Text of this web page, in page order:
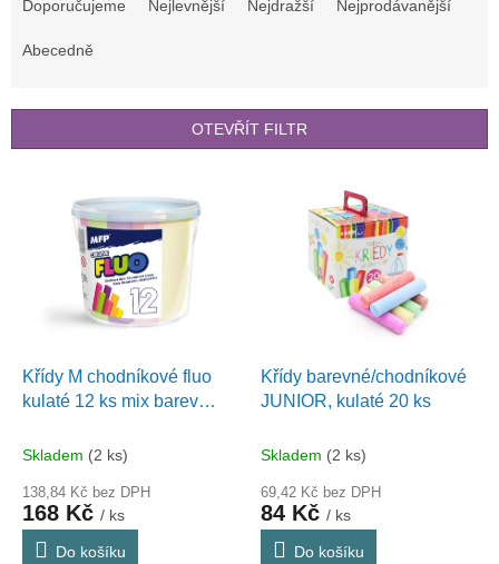
r
Doporučujeme Nejlevnější Nejdražší Nejprodávanější
Abecedně
OTEVŘÍT FILTR
Křídy M chodníkové fluo
kulaté 12 ks mix barev
Skladem (2 ks)
138,84 Kč bez DPH
168 Kč / ks
Do košíku
Křídy barevné/chodníkové
JUNIOR, kulaté 20 ks
Skladem (2 ks)
69,42 Kč bez DPH
84 Kč / ks
Do košíku